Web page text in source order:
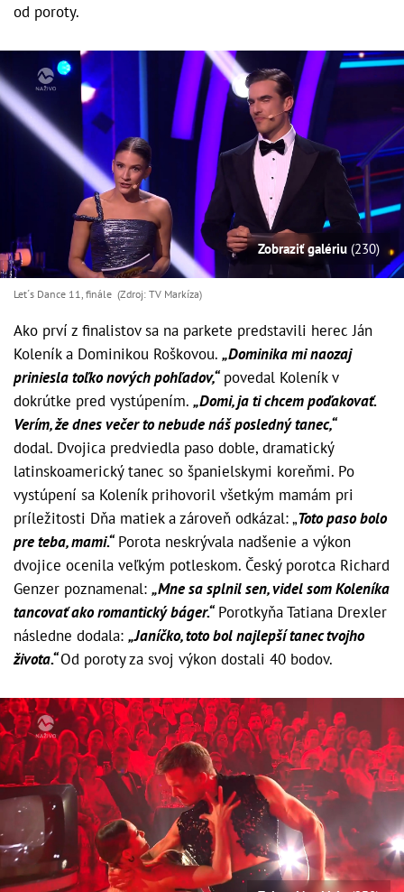
od poroty.
Zobraziť galériu (230)
Let´s Dance 11, finále (Zdroj: TV Markíza)
Ako prví z finalistov sa na parkete predstavili herec Ján
Koleník a Dominikou Roškovou. „Dominika mi naozaj
priniesla toľko nových pohľadov,“povedal Koleník v
dokrútke pred vystúpením. „Domi, ja ti chcem poďakovať.
Verím, že dnes večer to nebude náš posledný tanec,“
dodal. Dvojica predviedla paso doble, dramatický
latinskoamerický tanec so španielskymi koreňmi. Po
vystúpení sa Koleník prihovoril všetkým mamám pri
príležitosti Dňa matiek a zároveň odkázal: „Toto paso bolo
pre teba, mami.“Porota neskrývala nadšenie a výkon
dvojice ocenila veľkým potleskom. Český porotca Richard
Genzer poznamenal: „Mne sa splnil sen, videl som Koleníka
tancovať ako romantický báger.“Porotkyňa Tatiana Drexler
následne dodala: „Janíčko, toto bol najlepší tanec tvojho
života.“Od poroty za svoj výkon dostali 40 bodov.